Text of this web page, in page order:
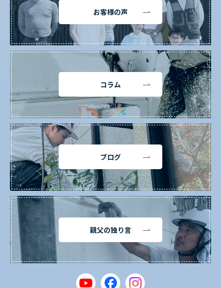
お客様の声
コラム
ブログ
親父の独り言